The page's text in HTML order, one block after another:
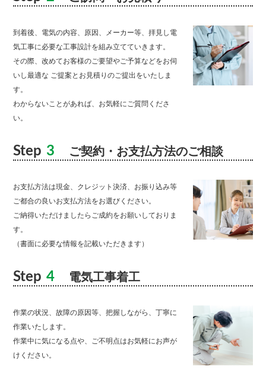
到着後、電気の内容、原因、メーカー等、拝見し電
気工事に必要な工事設計を組み立てていきます。
その際、改めてお客様のご要望やご予算などをお伺
いし最適な ご提案とお見積りのご提出をいたしま
す。
わからないことがあれば、お気軽にご質問くださ
い。
Step 3 ご契約・お支払方法のご相談
お支払方法は現金、クレジット決済、お振り込み等
ご都合の良いお支払方法をお選びください。
ご納得いただけましたらご成約をお願いしておりま
す。
（書面に必要な情報を記載いただきます）
Step 4 電気工事着工
作業の状況、故障の原因等、把握しながら、丁寧に
作業いたします。
作業中に気になる点や、ご不明点はお気軽にお声が
けください。